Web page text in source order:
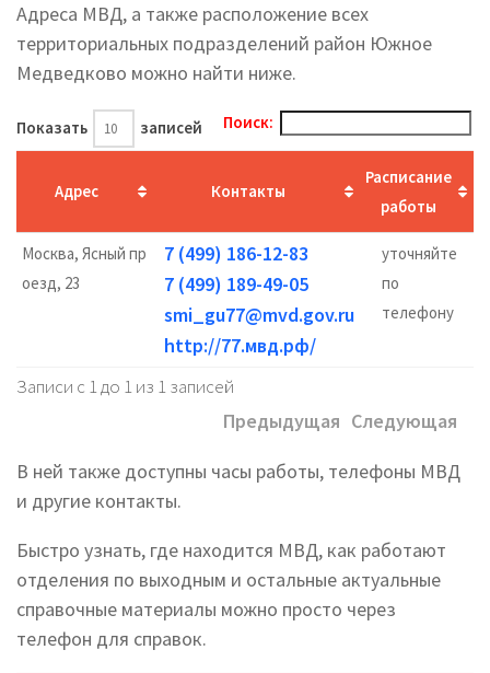
Адреса МВД, а также расположение всех
территориальных подразделений район Южное
Медведково можно найти ниже.
Показать записей Поиск:
Адрес Контакты
Расписание
работы
Москва, Ясный пр
оезд, 23
7 (499) 186-12-83
7 (499) 189-49-05
smi_gu77@mvd.gov.ru
http://77.мвд.рф/
уточняйте
по
телефону
Записи с 1 до 1 из 1 записей
Предыдущая Следующая
В ней также доступны часы работы, телефоны МВД
и другие контакты.
Быстро узнать, где находится МВД, как работают
отделения по выходным и остальные актуальные
справочные материалы можно просто через
телефон для справок.